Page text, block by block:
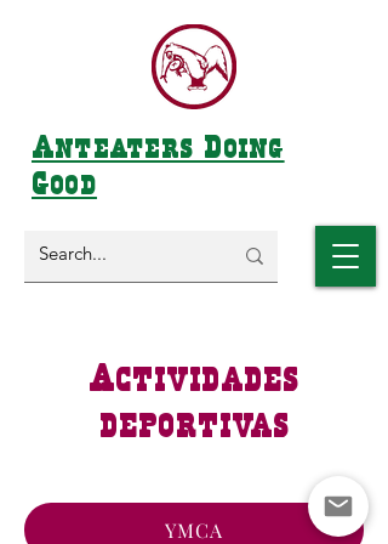
Anteaters Doing
Good
Actividades
deportivas
YMCA